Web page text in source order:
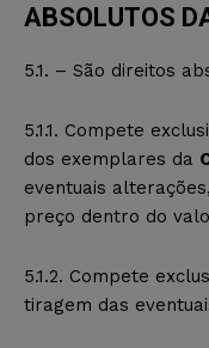
ABSOLUTOS
5.1. – São direitos
5.1.1. Compete
dos exemplares da
eventuais
preço dentro do
5.1.2. Compete
tiragem das